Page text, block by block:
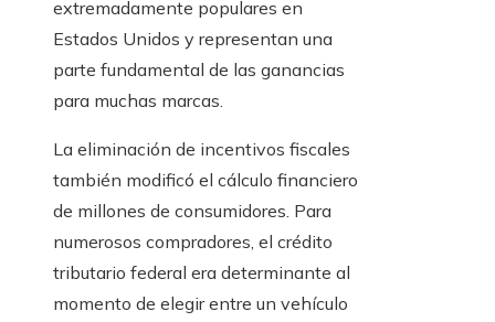
extremadamente populares en
Estados Unidos y representan una
parte fundamental de las ganancias
para muchas marcas.
La eliminación de incentivos fiscales
también modificó el cálculo financiero
de millones de consumidores. Para
numerosos compradores, el crédito
tributario federal era determinante al
momento de elegir entre un vehículo